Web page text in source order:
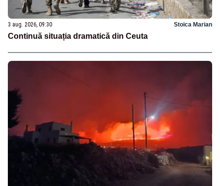
3 aug. 2026, 09:30 Stoica Marian
Continuă situația dramatică din Ceuta